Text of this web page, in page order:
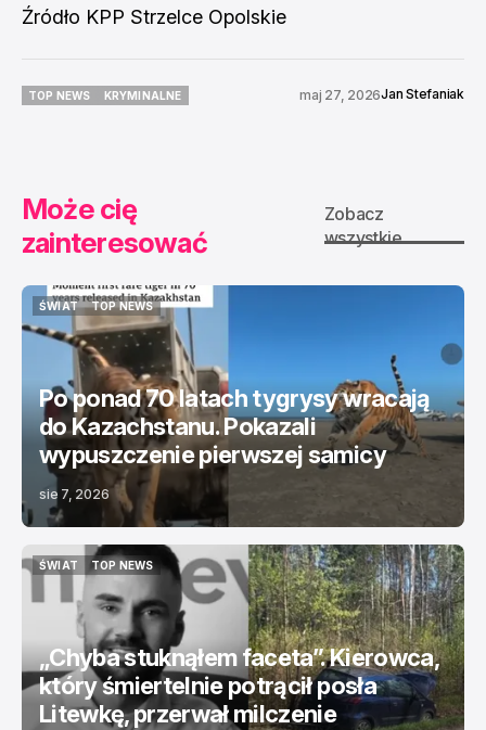
Źródło KPP Strzelce Opolskie
TOP NEWS
KRYMINALNE
maj 27, 2026Jan Stefaniak
Może cię
zainteresować
Zobacz
wszystkie
ŚWIAT
ŚWIAT
TOP NEWS
TOP NEWS
Po ponad 70 latach tygrysy wracają
do Kazachstanu. Pokazali
wypuszczenie pierwszej samicy
sie 7, 2026
ŚWIAT
TOP NEWS
„Chyba stuknąłem faceta”. Kierowca,
który śmiertelnie potrącił posła
Litewkę, przerwał milczenie